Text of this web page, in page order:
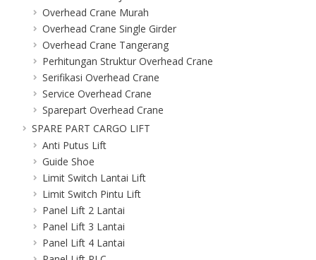
Overhead Crane Murah
Overhead Crane Single Girder
Overhead Crane Tangerang
Perhitungan Struktur Overhead Crane
Serifikasi Overhead Crane
Service Overhead Crane
Sparepart Overhead Crane
SPARE PART CARGO LIFT
Anti Putus Lift
Guide Shoe
Limit Switch Lantai Lift
Limit Switch Pintu Lift
Panel Lift 2 Lantai
Panel Lift 3 Lantai
Panel Lift 4 Lantai